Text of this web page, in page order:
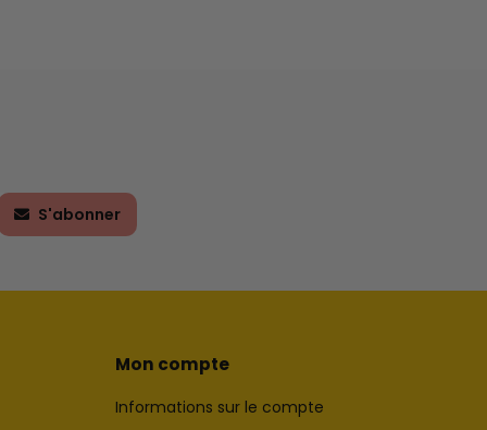
S'abonner
Mon compte
Informations sur le compte